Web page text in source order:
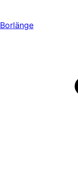
Borlänge